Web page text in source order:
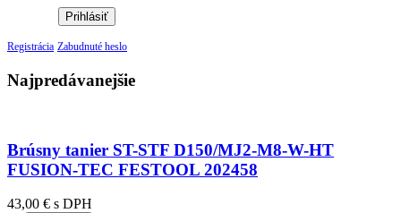
Prihlásiť
Registrácia Zabudnuté heslo
Najpredávanejšie
Brúsny tanier ST-STF D150/MJ2-M8-W-HT
FUSION-TEC FESTOOL 202458
43,00 € s DPH